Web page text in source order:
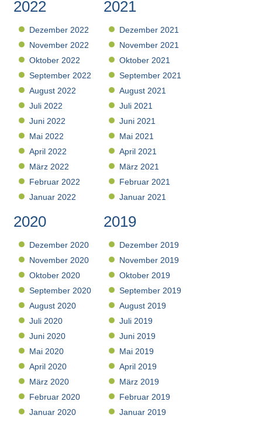
2022
Dezember 2022
November 2022
Oktober 2022
September 2022
August 2022
Juli 2022
Juni 2022
Mai 2022
April 2022
März 2022
Februar 2022
Januar 2022
2021
Dezember 2021
November 2021
Oktober 2021
September 2021
August 2021
Juli 2021
Juni 2021
Mai 2021
April 2021
März 2021
Februar 2021
Januar 2021
2020
Dezember 2020
November 2020
Oktober 2020
September 2020
August 2020
Juli 2020
Juni 2020
Mai 2020
April 2020
März 2020
Februar 2020
Januar 2020
2019
Dezember 2019
November 2019
Oktober 2019
September 2019
August 2019
Juli 2019
Juni 2019
Mai 2019
April 2019
März 2019
Februar 2019
Januar 2019